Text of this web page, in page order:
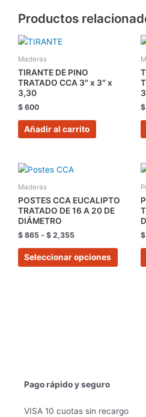
Productos
Maderas
TIRANTE DE PINO
TRATADO CCA 3″ x 3″ x
3,30
$ 600
Añadir al carrito
$
Maderas
POSTES CCA EUCALIPTO
TRATADO DE 16 A 20 DE
DIÁMETRO
$ 865 - $ 2,355
desde
$ 865
hasta
Seleccionar opciones
tiene
$
Pago rápido y seguro
VISA 10 cuotas sin recargo